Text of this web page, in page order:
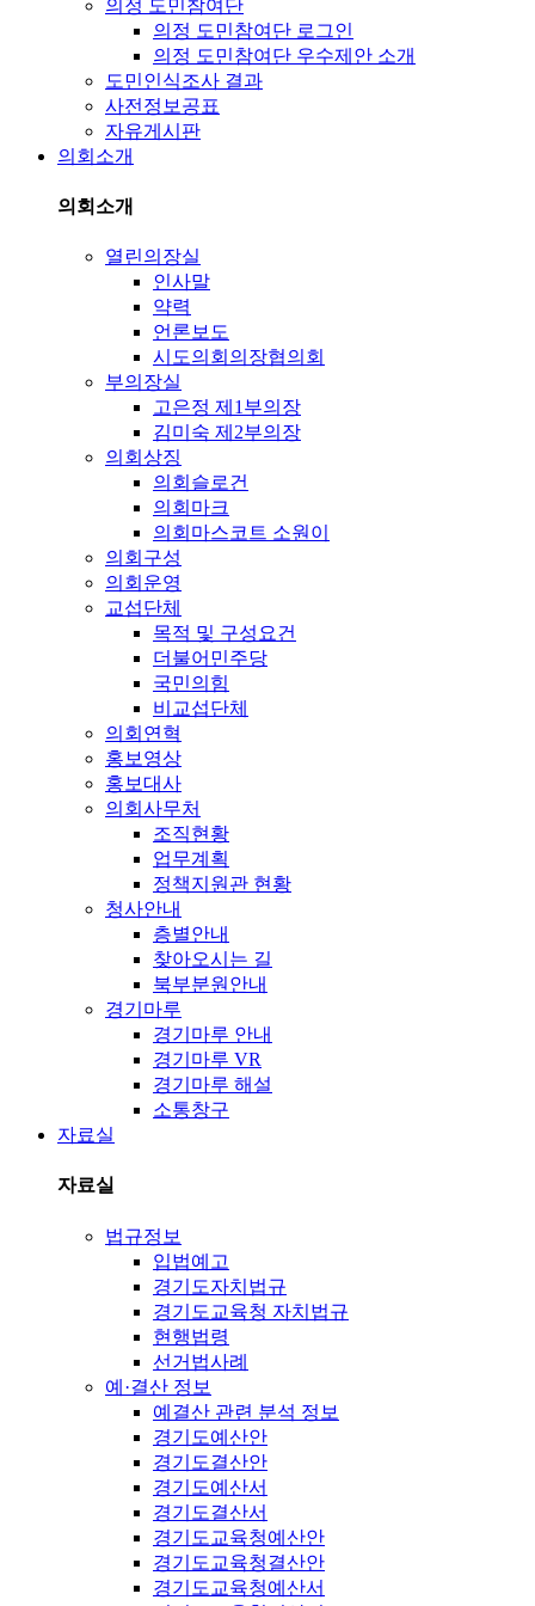
의정 도민참여단
의정 도민참여단 로그인
의정 도민참여단 우수제안 소개
도민인식조사 결과
사전정보공표
자유게시판
의회소개
의회소개
열린의장실
인사말
약력
언론보도
시도의회의장협의회
부의장실
고은정 제1부의장
김미숙 제2부의장
의회상징
의회슬로건
의회마크
의회마스코트 소원이
의회구성
의회운영
교섭단체
목적 및 구성요건
더불어민주당
국민의힘
비교섭단체
의회연혁
홍보영상
홍보대사
의회사무처
조직현황
업무계획
정책지원관 현황
청사안내
층별안내
찾아오시는 길
북부분원안내
경기마루
경기마루 안내
경기마루 VR
경기마루 해설
소통창구
자료실
자료실
법규정보
입법예고
경기도자치법규
경기도교육청 자치법규
현행법령
선거법사례
예·결산 정보
예결산 관련 분석 정보
경기도예산안
경기도결산안
경기도예산서
경기도결산서
경기도교육청예산안
경기도교육청결산안
경기도교육청예산서